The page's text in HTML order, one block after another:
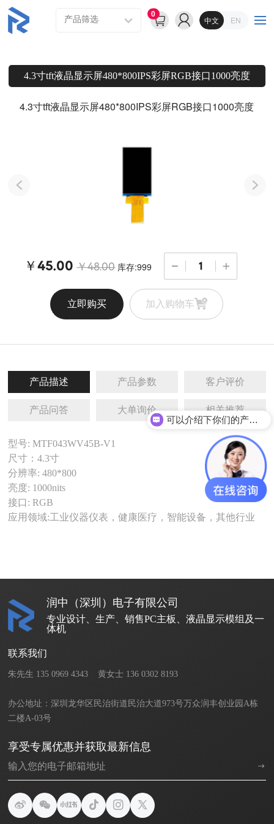
0
中文 EN
4.3寸tft液晶显示屏480*800IPS彩屏RGB接口1000亮度
4.3寸tft液晶显示屏480*800IPS彩屏RGB接口1000亮度
￥45.00 ￥48.00 库存:999
立即购买 加入购物车
产品描述 产品参数 客户评价
产品问答 大单询价 相关推荐
型号: MTF043WV45B-V1
尺寸：4.3寸
分辨率: 480*800
亮度: 1000nits
接口: RGB
应用领域:工业仪器仪表，健康医疗，智能设备，其他行业
润中（深圳）电子有限公司
专业设计、生产、销售PC主板、液晶显示模组及一
体机
享受专属优惠并获取最新信息
联系我们
朱先生 135 0969 4343    黄女士 136 0302 8193
办公地址：深圳龙华区民治街道民治大道973号万众润丰创业园A栋
二楼A-03号
可以介绍下你们的产品么